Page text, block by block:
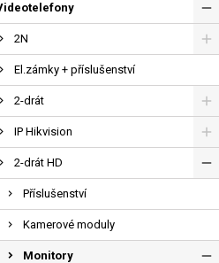
2N
El.zámky + příslušenství
2-drát
IP Hikvision
2-drát HD
Příslušenství
Kamerové moduly
Monitory